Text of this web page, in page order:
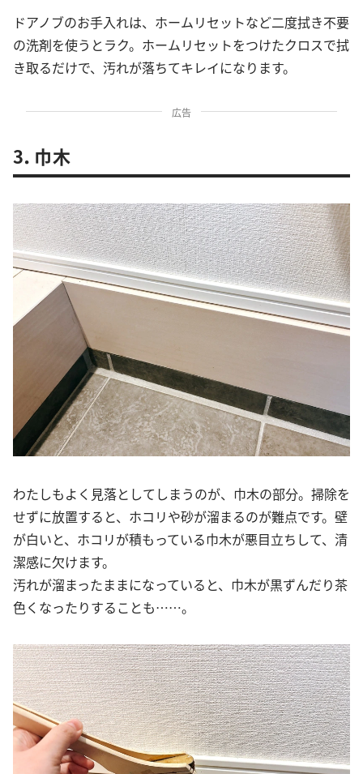
ドアノブのお手入れは、ホームリセットなど二度拭き不要
の洗剤を使うとラク。ホームリセットをつけたクロスで拭
き取るだけで、汚れが落ちてキレイになります。
広告
3．巾木
わたしもよく見落としてしまうのが、巾木の部分。掃除を
せずに放置すると、ホコリや砂が溜まるのが難点です。壁
が白いと、ホコリが積もっている巾木が悪目立ちして、清
潔感に欠けます。
汚れが溜まったままになっていると、巾木が黒ずんだり茶
色くなったりすることも……。